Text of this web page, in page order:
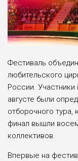
Фестиваль
любительского
России. Участники
августе были
отборочного
финал вышли
коллективов.
Впервые на